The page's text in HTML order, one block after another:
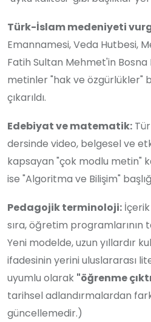
Türk-İslam medeniyeti
Emannamesi, Veda Hutbesi,
Fatih Sultan Mehmet'in Bosna
metinler "hak ve özgürlükler"
çıkarıldı.
Edebiyat ve matematik:
dersinde video, belgesel ve
kapsayan "çok modlu metin"
ise "Algoritma ve Bilişim"
Pedagojik terminoloji:
sıra, öğretim programlarının
Yeni modelde, uzun yıllardır
ifadesinin yerini uluslararası
uyumlu olarak "öğrenme
tarihsel adlandırmalardan
güncellemedir.)